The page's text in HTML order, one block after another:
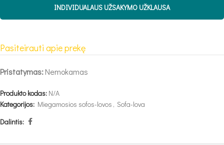
INDIVIDUALAUS UŽSAKYMO UŽKLAUSA
Pasiteirauti apie prekę
Pristatymas:Nemokamas
Produkto kodas: N/A
Kategorijos: Miegamosios sofos-lovos , Sofa-lova
Dalintis: